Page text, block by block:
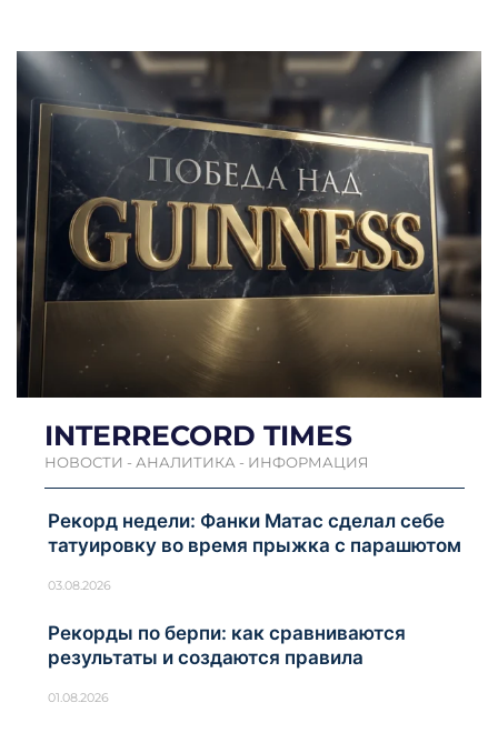
INTERRECORD TIMES
НОВОСТИ - АНАЛИТИКА - ИНФОРМАЦИЯ
Рекорд недели: Фанки Матас сделал себе
татуировку во время прыжка с парашютом
03.08.2026
Рекорды по берпи: как сравниваются
результаты и создаются правила
01.08.2026